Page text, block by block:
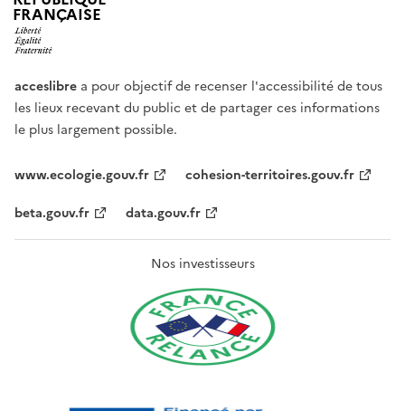
FRANÇAISE
acceslibre a pour objectif de recenser l'accessibilité de tous
les lieux recevant du public et de partager ces informations
le plus largement possible.
www.ecologie.gouv.fr
cohesion-territoires.gouv.fr
beta.gouv.fr
data.gouv.fr
Nos investisseurs